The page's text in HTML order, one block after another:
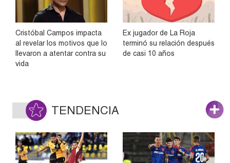
Cristóbal Campos impacta
al revelar los motivos que lo
llevaron a atentar contra su
vida
Ex jugador de La Roja
terminó su relación después
de casi 10 años
TENDENCIA